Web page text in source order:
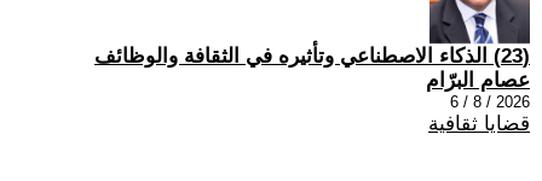
(23) الذكاء الاصطناعي وتأثيره في الثقافة والوظائف
عصام البرّام
2026 / 8 / 6
قضايا ثقافية